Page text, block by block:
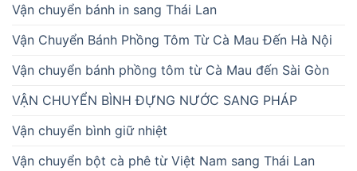
Vận chuyển bánh in sang Thái Lan
Vận Chuyển Bánh Phồng Tôm Từ Cà Mau Đến Hà Nội
Vận chuyển bánh phồng tôm từ Cà Mau đến Sài Gòn
VẬN CHUYỂN BÌNH ĐỰNG NƯỚC SANG PHÁP
Vận chuyển bình giữ nhiệt
Vận chuyển bột cà phê từ Việt Nam sang Thái Lan